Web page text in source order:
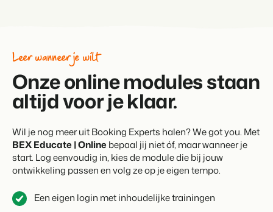
Leer wanneer je wilt
Onze online modules staan
altijd voor je klaar.
Wil je nog meer uit Booking Experts halen? We got you. Met
BEX Educate | Online bepaal jij niet óf, maar wanneer je
start. Log eenvoudig in, kies de module die bij jouw
ontwikkeling passen en volg ze op je eigen tempo.
Een eigen login met inhoudelijke trainingen